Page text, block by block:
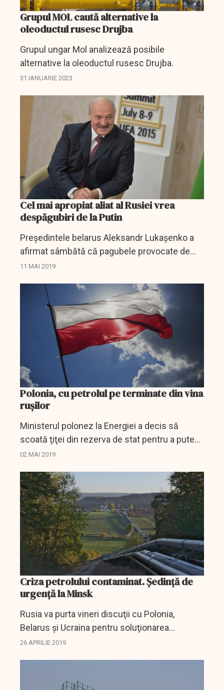
Grupul MOL caută alternative la
oleoductul rusesc Drujba
Grupul ungar Mol analizează posibile
alternative la oleoductul rusesc Drujba.
31 IANUARIE 2023
Cel mai apropiat aliat al Rusiei vrea
despăgubiri de la Putin
Preşedintele belarus Aleksandr Lukaşenko a
afirmat sâmbătă că pagubele provocate de
petrolul contaminat primit prin conducta
aşteaptă...
11 MAI 2019
Polonia, cu petrolul pe terminate din vina
rușilor
Ministerul polonez la Energiei a decis să
scoată ţiţei din rezerva de stat pentru a putea
asigura funcţionarea rafinăriilor poloneze,
suspendate...
02 MAI 2019
Criza petrolului contaminat. Ședință de
urgență la Minsk
Rusia va purta vineri discuţii cu Polonia,
Belarus şi Ucraina pentru soluţionarea
problemei petrolului rusesc contaminat care
26 APRILIE 2019